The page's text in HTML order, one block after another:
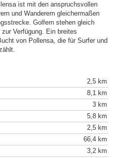
ist mit den anspruchsvollen
und Wanderern gleichermaßen
Golfern stehen gleich
Verfügung. Ein breites
von Pollensa, die für Surfer und
2,5 km
8,1 km
3 km
5,8 km
2,5 km
66,4 km
3,2 km